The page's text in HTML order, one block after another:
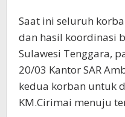
Saat ini seluruh
dan hasil koordinasi
Sulawesi Tenggara,
20/03 Kantor SAR
kedua korban untuk
KM.Cirimai menuju